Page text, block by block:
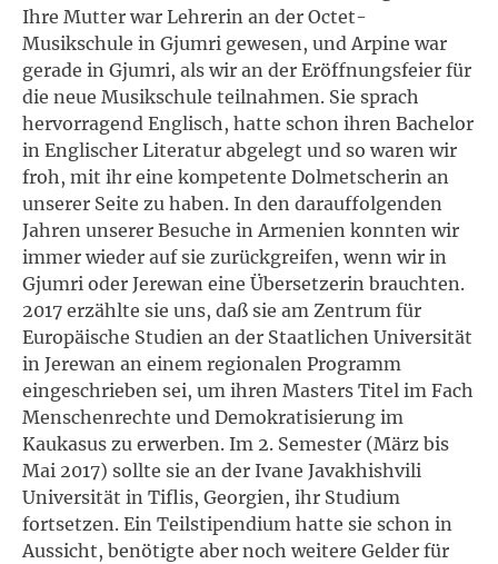
Ihre Mutter war Lehrerin an der Octet-
Musikschule in Gjumri gewesen, und Arpine war
gerade in Gjumri, als wir an der Eröffnungsfeier für
die neue Musikschule teilnahmen. Sie sprach
hervorragend Englisch, hatte schon ihren Bachelor
in Englischer Literatur abgelegt und so waren wir
froh, mit ihr eine kompetente Dolmetscherin an
unserer Seite zu haben. In den darauffolgenden
Jahren unserer Besuche in Armenien konnten wir
immer wieder auf sie zurückgreifen, wenn wir in
Gjumri oder Jerewan eine Übersetzerin brauchten.
2017 erzählte sie uns, daß sie am Zentrum für
Europäische Studien an der Staatlichen Universität
in Jerewan an einem regionalen Programm
eingeschrieben sei, um ihren Masters Titel im Fach
Menschenrechte und Demokratisierung im
Kaukasus zu erwerben. Im 2. Semester (März bis
Mai 2017) sollte sie an der Ivane Javakhishvili
Universität in Tiflis, Georgien, ihr Studium
fortsetzen. Ein Teilstipendium hatte sie schon in
Aussicht, benötigte aber noch weitere Gelder für